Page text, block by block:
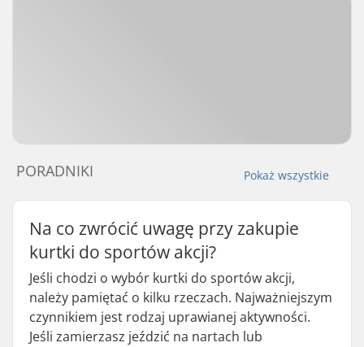
Pokaż wszystkie
PORADNIKI
Na co zwrócić uwagę przy zakupie
kurtki do sportów akcji?
Jeśli chodzi o wybór kurtki do sportów akcji,
należy pamiętać o kilku rzeczach. Najważniejszym
czynnikiem jest rodzaj uprawianej aktywności.
Jeśli zamierzasz jeździć na nartach lub